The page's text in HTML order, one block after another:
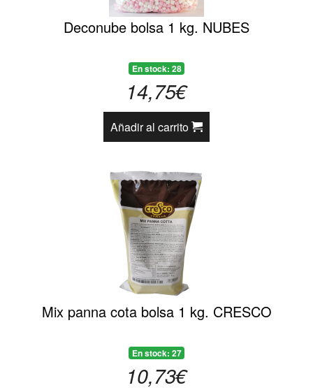
Deconube bolsa 1 kg. NUBES
En stock: 28
14,75€
Añadir al carrito
Mix panna cota bolsa 1 kg. CRESCO
En stock: 27
10,73€